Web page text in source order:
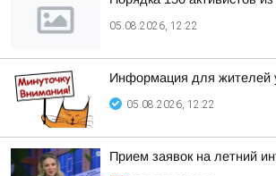
05.08.2026, 12:22
Информация для жителей
05.08.2026, 12:22
Прием заявок на летний